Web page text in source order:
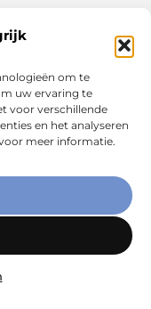
om te
uw ervaring te
voor verschillende
en het analyseren
meer informatie.